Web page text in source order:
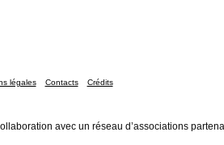
légales Contacts Crédits
avec un réseau d’associations